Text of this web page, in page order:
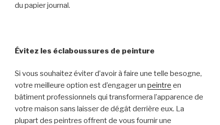
du papier journal.
Évitez les éclaboussures de peinture
Si vous souhaitez éviter d’avoir à faire une telle besogne,
votre meilleure option est d’engager un peintre en
bâtiment professionnels qui transformera l’apparence de
votre maison sans laisser de dégât derrière eux. La
plupart des peintres offrent de vous fournir une